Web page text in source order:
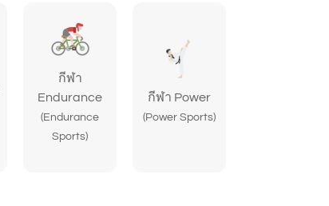
กีฬา
Endurance
(Endurance
Sports)
กีฬา Power
(Power Sports)